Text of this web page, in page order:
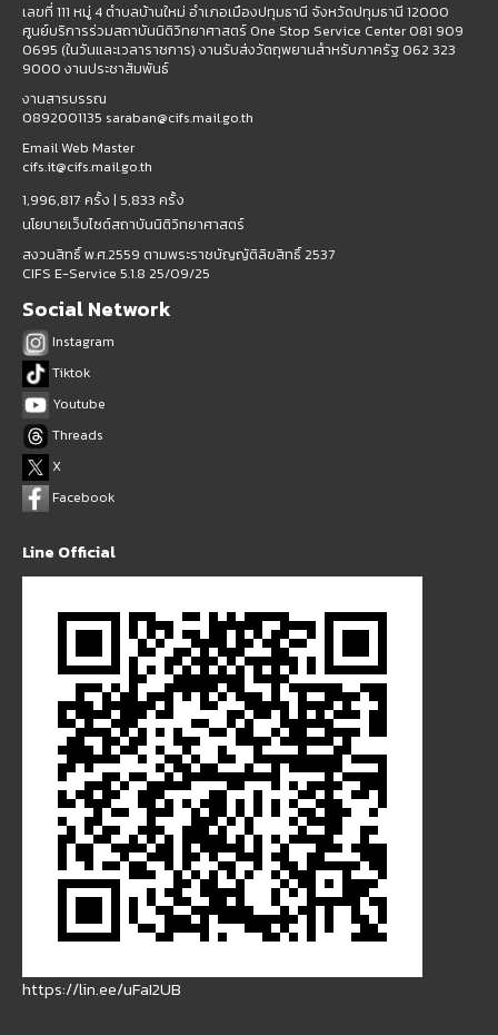
เลขที่ 111 หมู่ 4 ตำบลบ้านใหม่ อำเภอเมืองปทุมธานี จังหวัดปทุมธานี 12000
ศูนย์บริการร่วมสถาบันนิติวิทยาศาสตร์ One Stop Service Center 081 909
0695 (ในวันและเวลาราชการ) งานรับส่งวัตถุพยานสำหรับภาครัฐ 062 323
9000 งานประชาสัมพันธ์
งานสารบรรณ
0892001135 saraban@cifs.mail.go.th
Email Web Master
cifs.it@cifs.mail.go.th
1,996,817 ครั้ง | 5,833 ครั้ง
นโยบายเว็บไซต์สถาบันนิติวิทยาศาสตร์
สงวนสิทธิ์ พ.ศ.2559 ตามพระราชบัญญัติลิขสิทธิ์ 2537
CIFS E-Service 5.1.8 25/09/25
Social Network
Instagram
Tiktok
Youtube
Threads
X
Facebook
Line Official
https://lin.ee/uFaI2UB